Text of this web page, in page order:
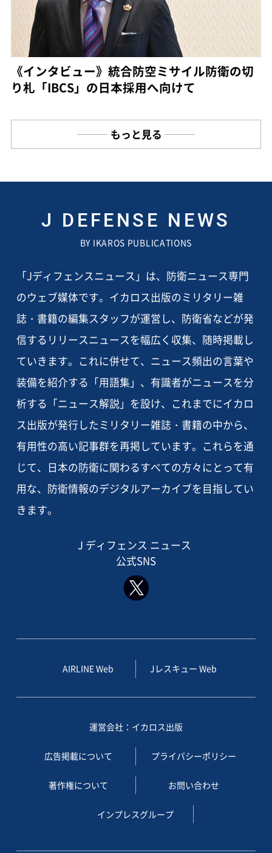
《インタビュー》統合防空ミサイル防衛の切
り札「IBCS」の日本採用へ向けて
もっと見る
J DEFENSE NEWS
BY IKAROS PUBLICATIONS
「Jディフェンスニュース」は、防衛ニュース専門
のウェブ媒体です。イカロス出版のミリタリー雑
誌・書籍の編集スタッフが運営し、防衛省などが発
信するリリースニュースを幅広く収集、随時掲載し
ていきます。これに併せて、ニュース頻出の言葉や
装備を紹介する「用語集」、有識者がニュースを分
析する「ニュース解説」を設け、これまでにイカロ
ス出版が発行したミリタリー雑誌・書籍の中から、
有用性の高い記事群を再掲しています。これらを通
じて、日本の防衛に関わるすべての方々にとって有
用な、防衛情報のデジタルアーカイブを目指してい
きます。
J ディフェンス ニュース
公式SNS
AIRLINE Web Jレスキュー Web
運営会社：イカロス出版
広告掲載について プライバシーポリシー
著作権について お問い合わせ
インプレスグループ